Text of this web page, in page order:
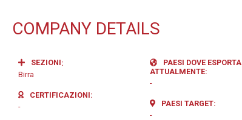
COMPANY DETAILS
SEZIONI
Birra
CERTIFICAZIONI
-
PAESI DOVE ESPORTA
ATTUALMENTE
-
PAESI TARGET
-